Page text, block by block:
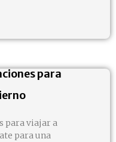
para
para viajar a
para una